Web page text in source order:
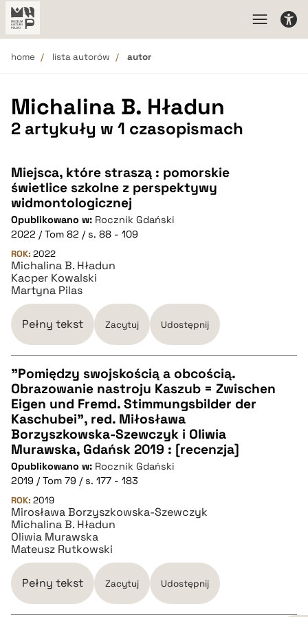
home lista autorów autor
Michalina B. Hładun
2 artykuły w 1 czasopismach
Miejsca, które straszą : pomorskie
świetlice szkolne z perspektywy
widmontologicznej
Opublikowano w: Rocznik Gdański
2022 / Tom 82 / s. 88 - 109
ROK: 2022
Michalina B. Hładun
Kacper Kowalski
Martyna Pilas
Pełny tekst Zacytuj Udostępnij
CZYSTY TEKST
pobierz cytat
BIBTEX
pobierz cytat
"Pomiędzy swojskością a obcością.
Obrazowanie nastroju Kaszub = Zwischen
Eigen und Fremd. Stimmungsbilder der
Kaschubei", red. Miłosława
Borzyszkowska-Szewczyk i Oliwia
Murawska, Gdańsk 2019 : [recenzja]
Opublikowano w: Rocznik Gdański
2019 / Tom 79 / s. 177 - 183
ROK: 2019
Mirosława Borzyszkowska-Szewczyk
Michalina B. Hładun
Oliwia Murawska
Mateusz Rutkowski
Pełny tekst Zacytuj Udostępnij